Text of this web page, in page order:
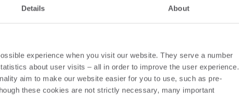
Details About
experience when you visit our website. They serve a number
about user visits – all in order to improve the user experience.
aim to make our website easier for you to use, such as pre-
these cookies are not strictly necessary, many important